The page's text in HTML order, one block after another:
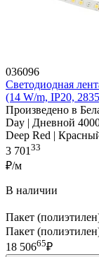
036096
Светодиодная
(14 W/m, IP20,
Произведено в
Day | Дневной
Deep Red |
3 70133
₽/м
В наличии
Пакет
Пакет
18 50665₽